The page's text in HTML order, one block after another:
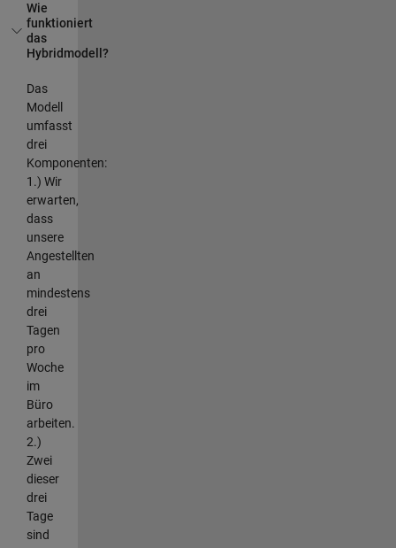
Wie
funktioniert
das
Hybridmodell?
Das
Modell
umfasst
drei
Komponenten:
1.) Wir
erwarten,
dass
unsere
Angestellten
an
mindestens
drei
Tagen
pro
Woche
im
Büro
arbeiten.
2.)
Zwei
dieser
drei
Tage
sind